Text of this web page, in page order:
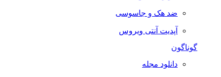
ضد هک و جاسوسی
آپدیت آنتی ویروس
گوناگون
دانلود مجله